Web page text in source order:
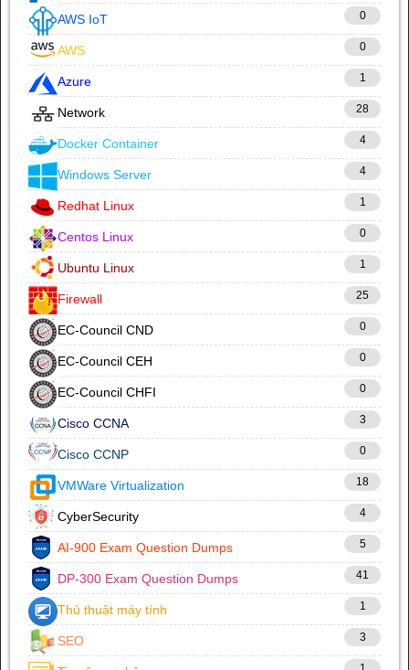
AWS IoT 0
AWS 0
Azure 1
Network 28
Docker Container 4
Windows Server 4
Redhat Linux 1
Centos Linux 0
Ubuntu Linux 1
Firewall 25
EC-Council CND 0
EC-Council CEH 0
EC-Council CHFI 0
Cisco CCNA 3
Cisco CCNP 0
VMWare Virtualization 18
CyberSecurity 4
AI-900 Exam Question Dumps 5
DP-300 Exam Question Dumps 41
Thủ thuật máy tính 1
SEO 3